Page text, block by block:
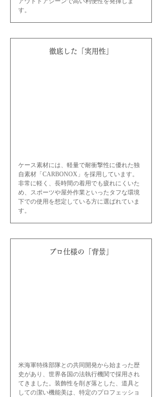
す。
徹底した「実用性」
ケース素材には、軽量で耐衝撃性に優れた独
自素材「CARBONOX」を採用しています。
非常に軽く、長時間の着用でも疲れにくいた
め、スポーツや屋外作業といったタフな環境
下での使用を想定している方に選ばれていま
す。
プロ仕様の「背景」
米海軍特殊部隊との共同開発から始まった歴
史があり、世界各国の法執行機関で採用され
てきました。装飾性を削ぎ落とした、道具と
しての潔い機能美は、特定のプロフェッショ